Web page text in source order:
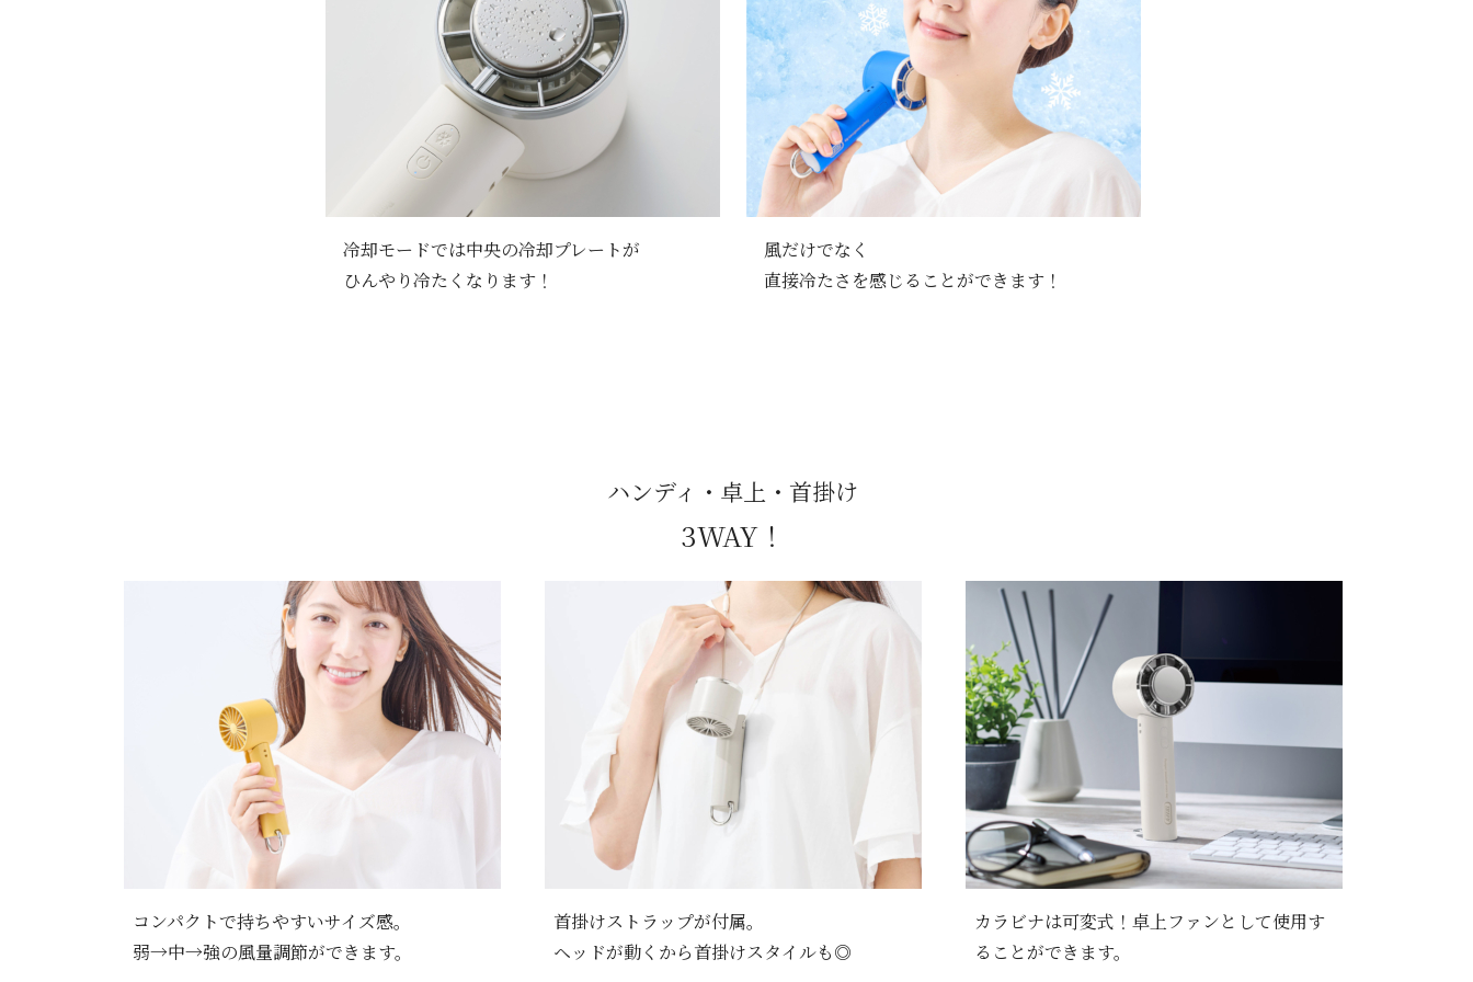
冷却モードでは中央の冷却プレートが
ひんやり冷たくなります！
風だけでなく
直接冷たさを感じることができます！
ハンディ・卓上・首掛け
3WAY！
コンパクトで持ちやすいサイズ感。
弱→中→強の風量調節ができます。
首掛けストラップが付属。
ヘッドが動くから首掛けスタイルも◎
カラビナは可変式！卓上ファンとして使用す
ることができます。